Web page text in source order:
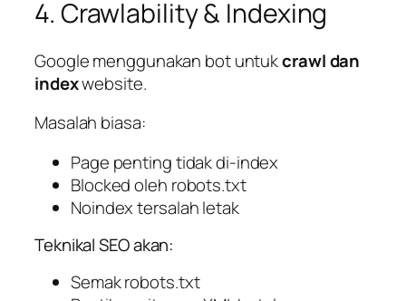
4. Crawlability & Indexing
Google menggunakan bot untukcrawl dan
indexwebsite.
Masalah biasa:
Page penting tidak di-index
Blocked oleh robots.txt
Noindex tersalah letak
Teknikal SEO akan:
Semak robots.txt